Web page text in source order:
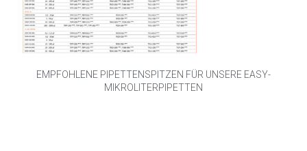
EMPFOHLENE PIPETTENSPITZEN FÜR UNSERE EASY-
MIKROLITERPIPETTEN